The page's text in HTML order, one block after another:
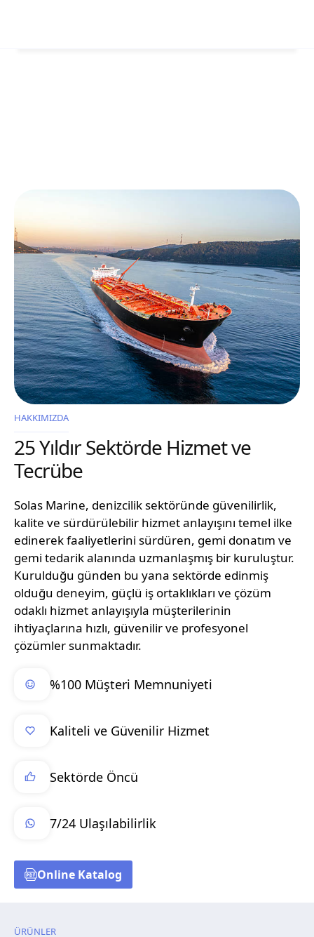
HAKKIMIZDA
25 Yıldır Sektörde Hizmet ve
Tecrübe
Solas Marine, denizcilik sektöründe güvenilirlik,
kalite ve sürdürülebilir hizmet anlayışını temel ilke
edinerek faaliyetlerini sürdüren, gemi donatım ve
gemi tedarik alanında uzmanlaşmış bir kuruluştur.
Kurulduğu günden bu yana sektörde edinmiş
olduğu deneyim, güçlü iş ortaklıkları ve çözüm
odaklı hizmet anlayışıyla müşterilerinin
ihtiyaçlarına hızlı, güvenilir ve profesyonel
çözümler sunmaktadır.
%100 Müşteri Memnuniyeti
Kaliteli ve Güvenilir Hizmet
Sektörde Öncü
7/24 Ulaşılabilirlik
Online Katalog
ÜRÜNLER